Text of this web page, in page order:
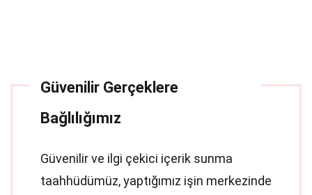
Güvenilir Gerçeklere
Bağlılığımız
Güvenilir ve ilgi çekici içerik sunma
taahhüdümüz, yaptığımız işin merkezinde